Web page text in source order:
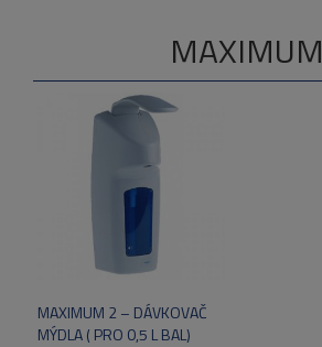
MAXIMUM
MAXIMUM 2 – DÁVKOVAČ
MÝDLA ( PRO 0,5 L BAL)